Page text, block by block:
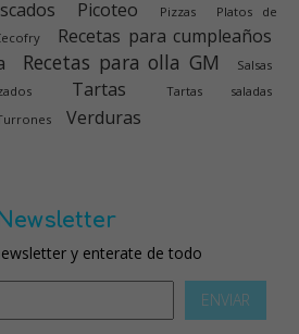
Picoteo Pizzas
Platos de
Recetas para cumpleaños
Recetas para olla GM
Salsas
Tartas Tartas saladas
Verduras
Newsletter
y enterate de todo
ENVIAR